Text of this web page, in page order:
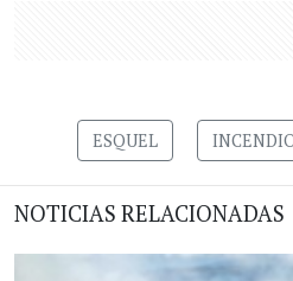
ESQUEL
NOTICIAS RELACIONADAS